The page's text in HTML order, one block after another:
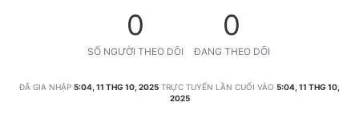
0
SỐ NGƯỜI THEO DÕI
0
ĐANG THEO DÕI
ĐÃ GIA NHẬP 5:04, 11 THG 10, 2025 TRỰC TUYẾN LẦN CUỐI VÀO 5:04, 11 THG 10,
2025